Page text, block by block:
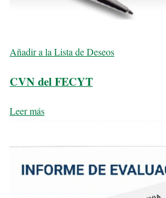
Añadir a la Lista de Deseos
CVN del FECYT
Leer más